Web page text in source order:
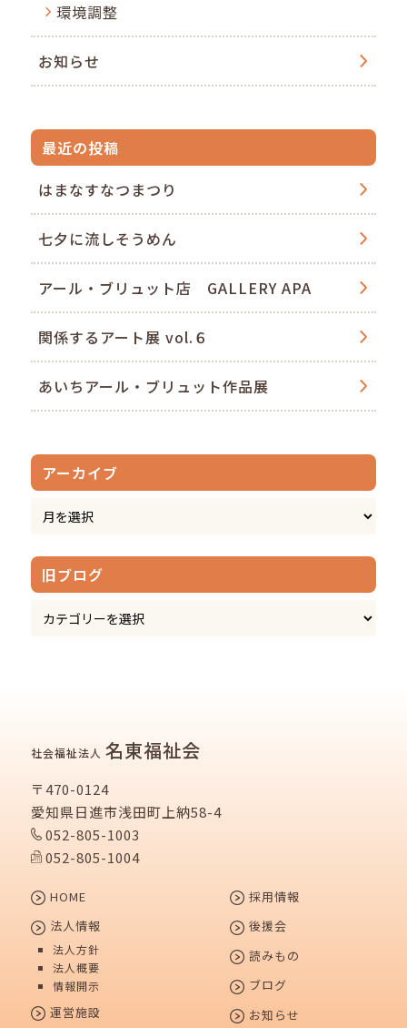
環境調整
お知らせ
最近の投稿
はまなすなつまつり
七夕に流しそうめん
アール・ブリュット店 GALLERY APA
関係するアート展 vol.６
あいちアール・ブリュット作品展
アーカイブ
旧ブログ
社会福祉法人 名東福祉会
〒470-0124
愛知県日進市浅田町上納58-4
052-805-1003
052-805-1004
HOME
法人情報
法人方針
法人概要
情報開示
運営施設
採用情報
後援会
読みもの
ブログ
お知らせ